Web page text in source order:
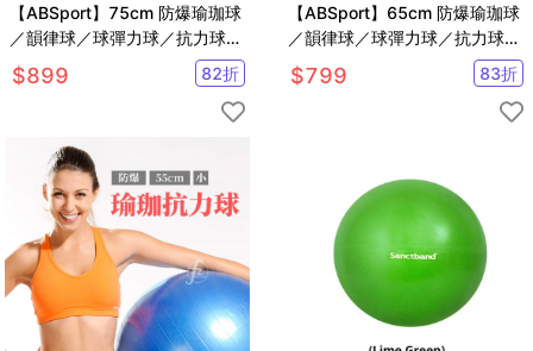
【ABSport】75cm 防爆瑜珈球
／韻律球／球彈力球／抗力球／
運動球／健身球／復健球／感覺
統合球
$899 82折
【ABSport】65cm 防爆瑜珈球
／韻律球／球彈力球／抗力球／
運動球／健身球／復健球／感覺
統合球
$799 83折